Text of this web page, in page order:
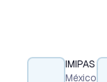
IMIPAS
México